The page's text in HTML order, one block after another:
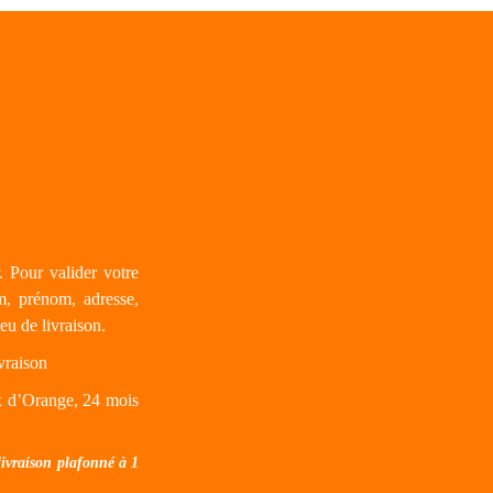
Pour valider votre
prénom, adresse,
de livraison.
24 mois
plafonné à 1